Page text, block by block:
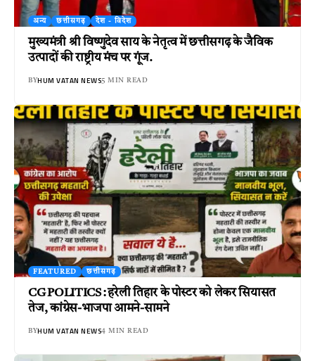
अन्य छत्तीसगढ़ देश - विदेश
मुख्यमंत्री श्री विष्णुदेव साय के नेतृत्व में छत्तीसगढ़ के जैविक
उत्पादों की राष्ट्रीय मंच पर गूंज.
BYHUM VATAN NEWS5 MIN READ
FEATURED छत्तीसगढ़
CG POLITICS : हरेली तिहार के पोस्टर को लेकर सियासत
तेज, कांग्रेस-भाजपा आमने-सामने
BYHUM VATAN NEWS4 MIN READ